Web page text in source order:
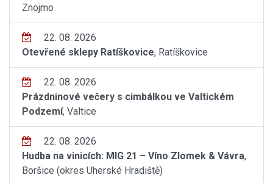
Znojmo
22. 08. 2026
Otevřené sklepy Ratíškovice, Ratíškovice
22. 08. 2026
Prázdninové večery s cimbálkou ve Valtickém
Podzemí, Valtice
22. 08. 2026
Hudba na vinicích: MIG 21 – Víno Zlomek & Vávra,
Boršice (okres Uherské Hradiště)